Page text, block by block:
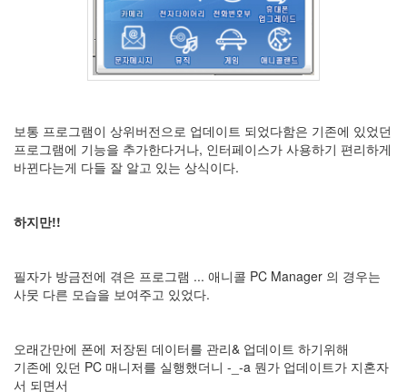
보통 프로그램이 상위버전으로 업데이트 되었다함은 기존에 있었던
프로그램에 기능을 추가한다거나, 인터페이스가 사용하기 편리하게
바뀐다는게 다들 잘 알고 있는 상식이다.
하지만!!
필자가 방금전에 겪은 프로그램 ... 애니콜 PC Manager 의 경우는
사뭇 다른 모습을 보여주고 있었다.
오래간만에 폰에 저장된 데이터를 관리& 업데이트 하기위해
기존에 있던 PC 매니저를 실행했더니 -_-a 뭔가 업데이트가 지혼자
서 되면서
FLIT
모
델
movie
네
이
android
차